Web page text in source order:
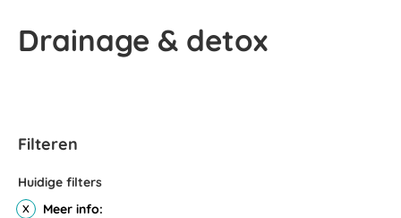
Drainage & detox
Filteren
Huidige filters
Meer info